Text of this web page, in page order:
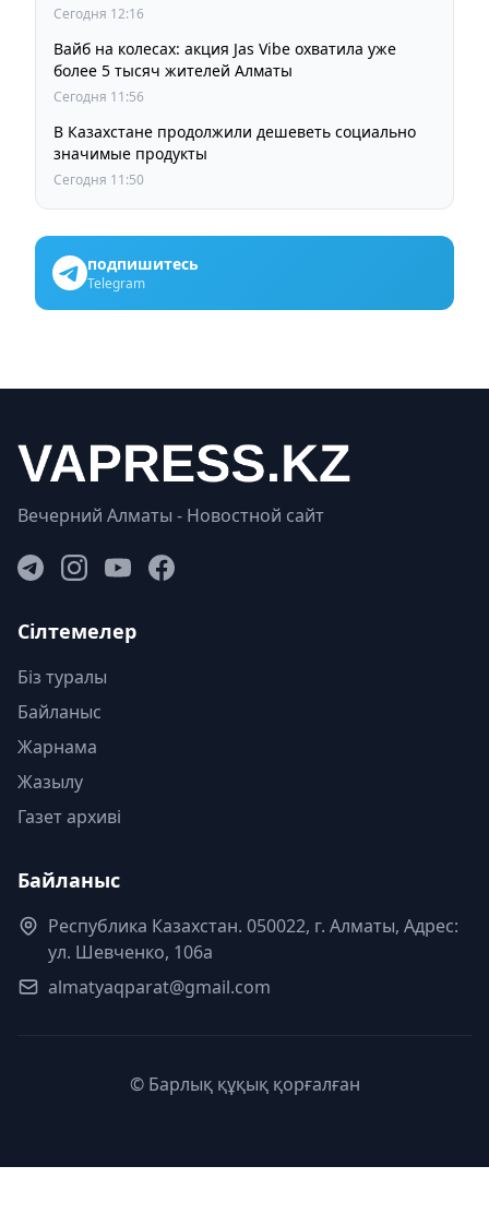
Сегодня 12:16
Вайб на колесах: акция Jas Vibe охватила уже
более 5 тысяч жителей Алматы
Сегодня 11:56
В Казахстане продолжили дешеветь социально
значимые продукты
Сегодня 11:50
подпишитесь
Telegram
Вечерний Алматы - Новостной сайт
Сілтемелер
Біз туралы
Байланыс
Жарнама
Жазылу
Газет архиві
Байланыс
Республика Казахстан. 050022, г. Алматы, Адрес:
ул. Шевченко, 106а
almatyaqparat@gmail.com
© Барлық құқық қорғалған